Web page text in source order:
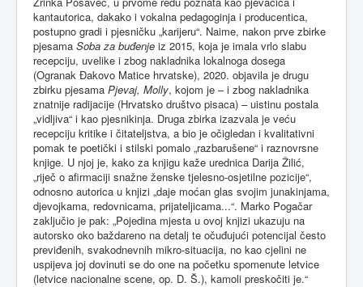
kantautorica, dakako i vokalna pedagoginja i producentica,
postupno gradi i pjesničku „karijeru“. Naime, nakon prve zbirke
pjesama Soba za buđenje iz 2015, koja je imala vrlo slabu
recepciju, uvelike i zbog nakladnika lokalnoga dosega
(Ogranak Đakovo Matice hrvatske), 2020. objavila je drugu
zbirku pjesama Pjevaj, Molly, kojom je – i zbog nakladnika
znatnije radijacije (Hrvatsko društvo pisaca) – uistinu postala
„vidljiva“ i kao pjesnikinja. Druga zbirka izazvala je veću
recepciju kritike i čitateljstva, a bio je očigledan i kvalitativni
pomak te poetički i stilski pomalo „razbarušene“ i raznovrsne
knjige. U njoj je, kako za knjigu kaže urednica Darija Žilić,
„riječ o afirmaciji snažne ženske tjelesno-osjetilne pozicije“,
odnosno autorica u knjizi „daje moćan glas svojim junakinjama,
djevojkama, redovnicama, prijateljicama...“. Marko Pogačar
zaključio je pak: „Pojedina mjesta u ovoj knjizi ukazuju na
autorsko oko baždareno na detalj te očuđujući potencijal često
previđenih, svakodnevnih mikro-situacija, no kao cjelini ne
uspijeva joj dovinuti se do one na početku spomenute letvice
(letvice nacionalne scene, op. D. Š.), kamoli preskočiti je.“